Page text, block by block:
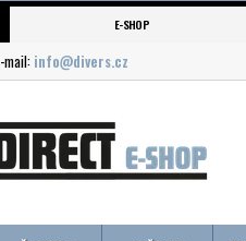
E-SHOP
mail:info@divers.cz